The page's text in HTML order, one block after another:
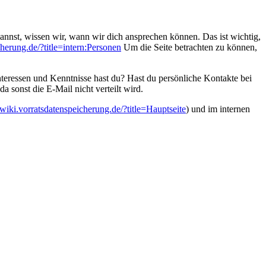
wissen wir, wann wir dich ansprechen können. Das ist wichtig,
?title=intern:Personen Um die Seite betrachten zu können,
und Kenntnisse hast du? Hast du persönliche Kontakte bei
sonst die E-Mail nicht verteilt wird.
?title=Hauptseite) und im internen